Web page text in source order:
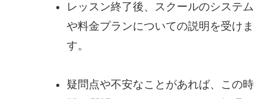
レッスン終了後、スクールのシステム
や料金プランについての説明を受けま
す。
疑問点や不安なことがあれば、この時